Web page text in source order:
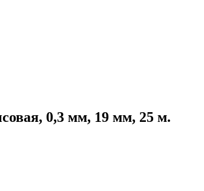
0,3 мм, 19 мм, 25 м.